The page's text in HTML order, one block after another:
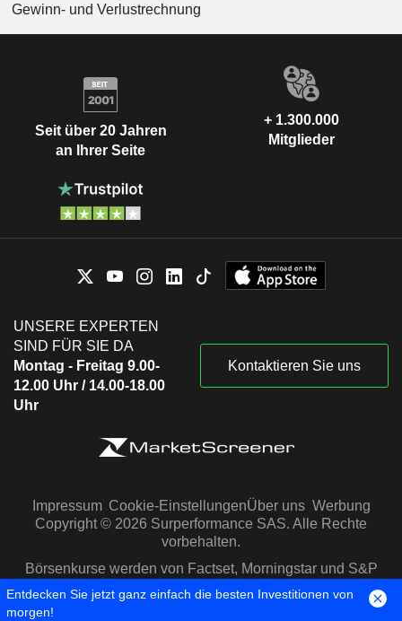
Gewinn- und Verlustrechnung
Seit über 20 Jahren
an Ihrer Seite
+ 1.300.000
Mitglieder
UNSERE EXPERTEN
SIND FÜR SIE DA
Montag - Freitag 9.00-
12.00 Uhr / 14.00-18.00
Uhr
Kontaktieren Sie uns
Impressum Cookie-EinstellungenÜber uns Werbung
Copyright © 2026 Surperformance SAS. Alle Rechte
vorbehalten.
Börsenkurse werden von Factset, Morningstar und S&P
Capital IQ zur Verfügung gestellt
Entdecken Sie jetzt ganz einfach die besten Investitionen von
morgen!